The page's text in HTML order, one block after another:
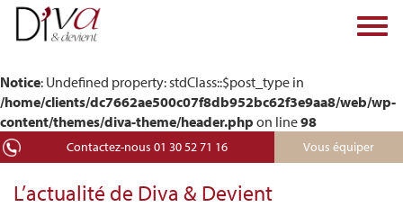
Notice: Undefined property: stdClass::$post_type in
/home/clients/dc7662ae500c07f8db952bc62f3e9aa8/web/wp-
content/themes/diva-theme/header.php on line98
Contactez-nous 01 30 52 71 16 Vous équiper
L’actualité de Diva & Devient